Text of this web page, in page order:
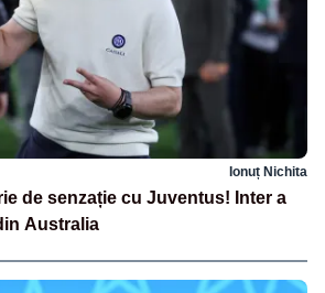
Ionuț Nichita
de senzație cu Juventus! Inter a
Australia